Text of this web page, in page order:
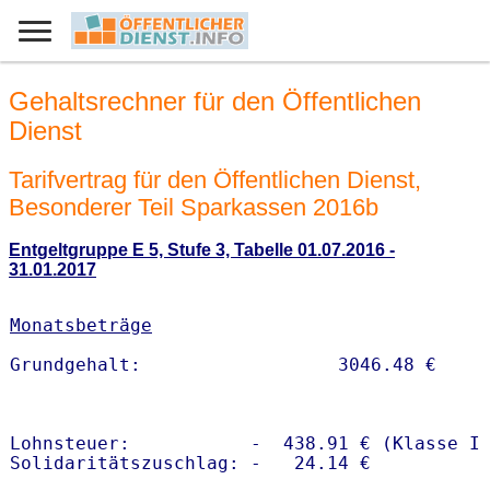
Gehaltsrechner für den Öffentlichen
Dienst
Tarifvertrag für den Öffentlichen Dienst,
Besonderer Teil Sparkassen 2016b
Entgeltgruppe E 5, Stufe 3, Tabelle 01.07.2016 -
31.01.2017
Monatsbeträge
Lohnsteuer:           -  438.91 € (Klasse I)
Solidaritätszuschlag: -   24.14 €